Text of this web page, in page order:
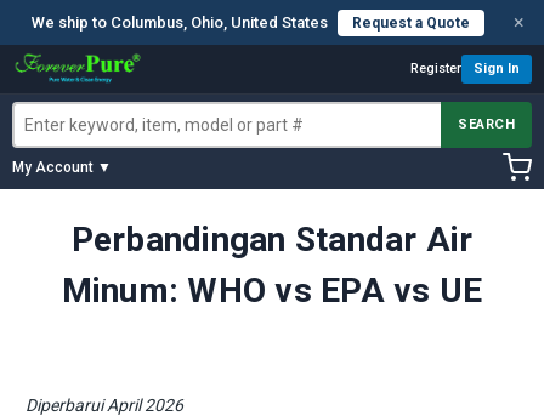
We ship to Columbus, Ohio, United States Request a Quote ×
Register Sign In
SEARCH
My Account ▼
Perbandingan Standar Air
Minum: WHO vs EPA vs UE
Diperbarui April 2026